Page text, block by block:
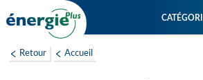
au
Retour Accueil